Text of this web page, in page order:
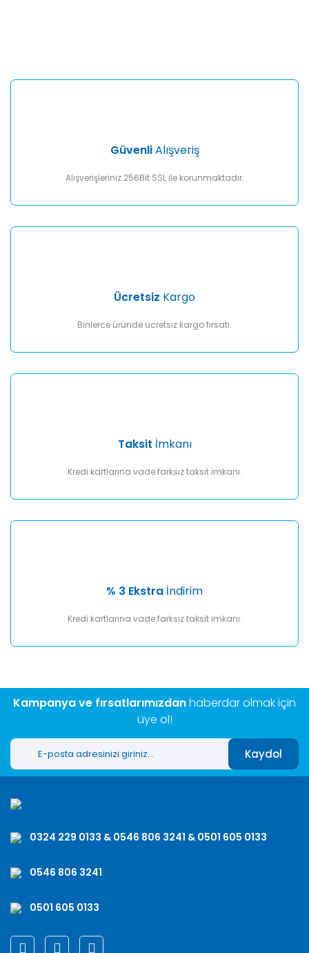
Yorum Yaz
Ürün fiyatı diğer sitelerden daha pahalı.
GüvenliAlışveriş
Alışverişleriniz 256Bit SSL ile korunmaktadır.
Ücretsiz Kargo
Binlerce üründe ücretsiz kargo fırsatı.
Taksit İmkanı
Kredi kartlarına vade farksız taksit imkanı.
% 3 Ekstra İndirim
Kredi kartlarına vade farksız taksit imkanı.
Kampanya ve fırsatlarımızdanhaberdar olmak için
üye ol!
Kaydol
0324 229 0133 & 0546 806 3241 & 0501 605 0133
0546 806 3241
0501 605 0133